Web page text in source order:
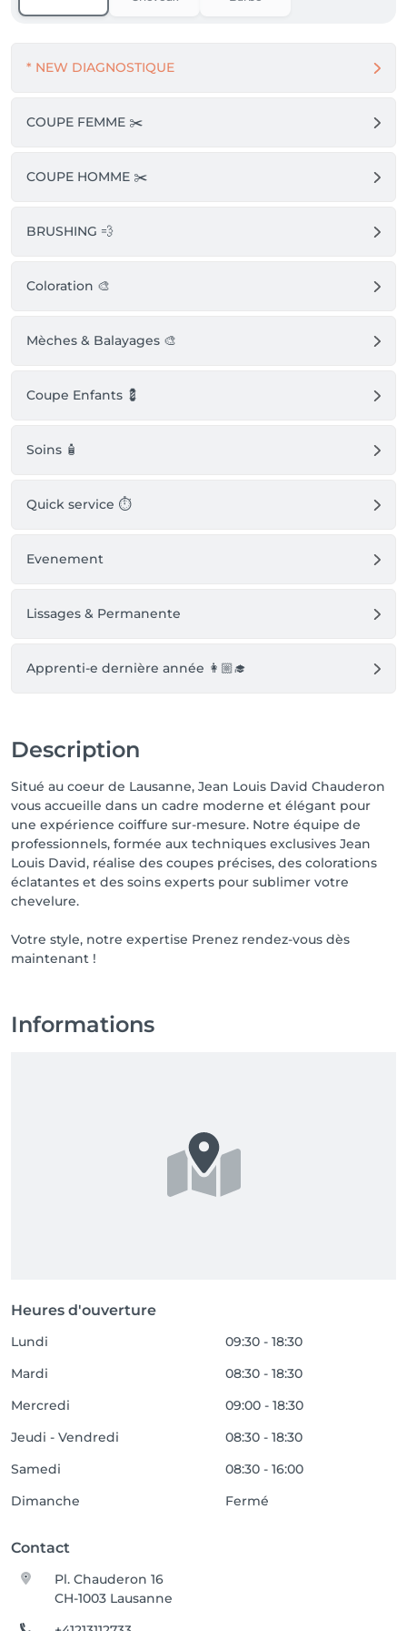
* NEW DIAGNOSTIQUE
COUPE FEMME ✂️
COUPE HOMME ✂️
BRUSHING 💨
Coloration 🎨
Mèches & Balayages 🎨
Coupe Enfants 💈
Soins 🧴
Quick service ⏱️
Evenement
Lissages & Permanente
Apprenti-e dernière année 👩🏼‍🎓
Description
Situé au coeur de Lausanne, Jean Louis David Chauderon
vous accueille dans un cadre moderne et élégant pour
une expérience coiffure sur-mesure. Notre équipe de
professionnels, formée aux techniques exclusives Jean
Louis David, réalise des coupes précises, des colorations
éclatantes et des soins experts pour sublimer votre
chevelure.
Votre style, notre expertise Prenez rendez-vous dès
Informations
Heures d'ouverture
Lundi
09:30 - 18:30
Mardi
08:30 - 18:30
Mercredi
09:00 - 18:30
Jeudi - Vendredi
08:30 - 18:30
Samedi
08:30 - 16:00
Dimanche
Fermé
Contact
Pl. Chauderon 16
CH-1003 Lausanne